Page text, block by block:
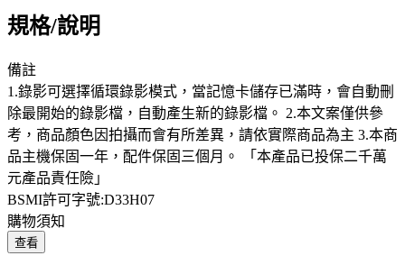
規格/說明
備註
1.錄影可選擇循環錄影模式，當記憶卡儲存已滿時，會自動刪
除最開始的錄影檔，自動產生新的錄影檔。 2.本文案僅供參
考，商品顏色因拍攝而會有所差異，請依實際商品為主 3.本商
品主機保固一年，配件保固三個月。 「本產品已投保二千萬
元產品責任險」
BSMI許可字號:D33H07
購物須知
查看